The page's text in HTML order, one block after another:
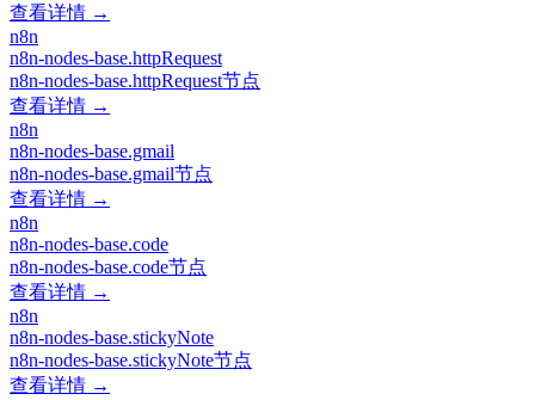
查看详情 →
n8n
n8n-nodes-base.httpRequest
n8n-nodes-base.httpRequest节点
查看详情 →
n8n
n8n-nodes-base.gmail
n8n-nodes-base.gmail节点
查看详情 →
n8n
n8n-nodes-base.code
n8n-nodes-base.code节点
查看详情 →
n8n
n8n-nodes-base.stickyNote
n8n-nodes-base.stickyNote节点
查看详情 →